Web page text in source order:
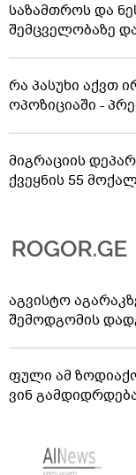
საზამთროს და
შემცველობაზე
რა პასუხი აქვთ
ოპოზიციაში -
მიგრაციის
ქვეყნის 55
აგვისტო
შემოდგომის
ფული ამ
ვინ